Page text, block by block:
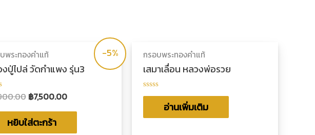
-5%
พระทองคำแท้
ปู่ไปล่ วัดกำแพง รุ่น3
น
฿7,500.00
หยิบใส่ตะกร้า
กรอบพระทองคำแท้
เสมาเลื่อน หลวงพ่อรวย
ให้
คะแนน
ตั้งแต่
อ่านเพิ่มเติม